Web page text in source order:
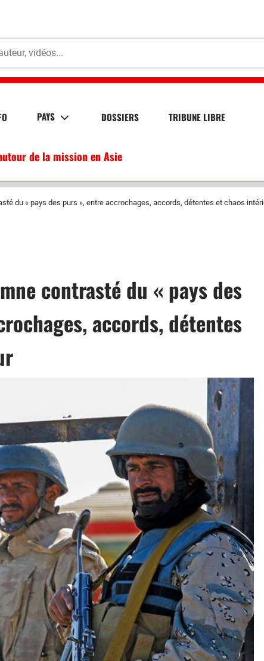
PAYS DOSSIERS TRIBUNE LIBRE
de la mission en Asie
du « pays des purs », entre accrochages, accords, détentes et chaos
contrasté du « pays des
accords, détentes